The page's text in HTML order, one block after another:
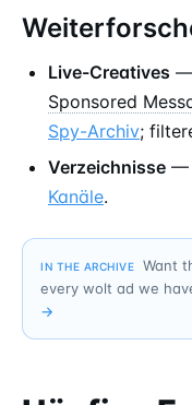
Live-Creatives —
Sponsored
Spy-Archiv;
Verzeichnisse —
Kanäle.
IN THE ARCHIVE
Want
every wolt ad we
→